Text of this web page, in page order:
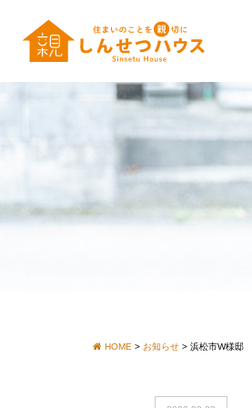
HOME > お知らせ > 浜松市W様邸